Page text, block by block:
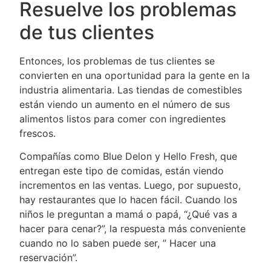
Resuelve los problemas
de tus clientes
Entonces, los problemas de tus clientes se
convierten en una oportunidad para la gente en la
industria alimentaria. Las tiendas de comestibles
están viendo un aumento en el número de sus
alimentos listos para comer con ingredientes
frescos.
Compañías como Blue Delon y Hello Fresh, que
entregan este tipo de comidas, están viendo
incrementos en las ventas. Luego, por supuesto,
hay restaurantes que lo hacen fácil. Cuando los
niños le preguntan a mamá o papá, “¿Qué vas a
hacer para cenar?”, la respuesta más conveniente
cuando no lo saben puede ser, ” Hacer una
reservación”.